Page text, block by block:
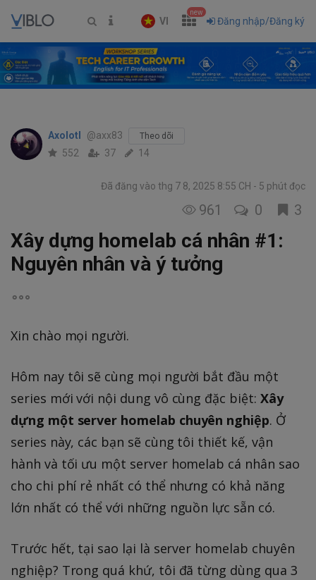
VI
new
Đăng nhập/Đăng ký
Axolotl @axx83 Theo dõi
552 37 14
Đã đăng vào thg 7 8, 2025 8:55 CH 5 phút đọc
961 0 3
Xây dựng homelab cá nhân #1:
Nguyên nhân và ý tưởng
Xin chào mọi người.
Hôm nay tôi sẽ cùng mọi người bắt đầu một
series mới với nội dung vô cùng đặc biệt: Xây
dựng một server homelab chuyên nghiệp. Ở
series này, các bạn sẽ cùng tôi thiết kế, vận
hành và tối ưu một server homelab cá nhân sao
cho chi phí rẻ nhất có thể nhưng có khả năng
lớn nhất có thể với những nguồn lực sẵn có.
Trước hết, tại sao lại là server homelab chuyên
nghiệp? Trong quá khứ, tôi đã từng dùng qua 3